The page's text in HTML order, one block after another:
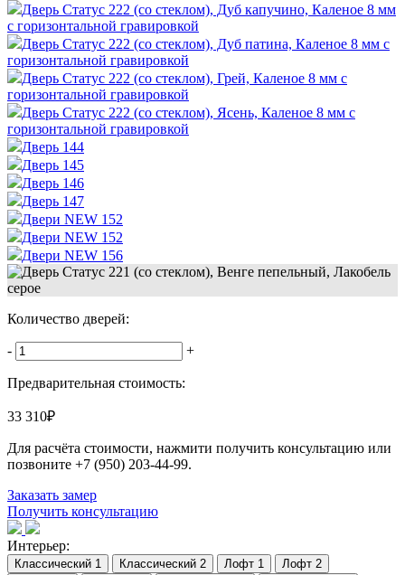
Дверь Статус 222 (со стеклом), Дуб капучино, Каленое 8 мм
с горизонтальной гравировкой
Дверь Статус 222 (со стеклом), Дуб патина, Каленое 8 мм с
горизонтальной гравировкой
Дверь Статус 222 (со стеклом), Грей, Каленое 8 мм с
горизонтальной гравировкой
Дверь Статус 222 (со стеклом), Ясень, Каленое 8 мм с
горизонтальной гравировкой
Дверь 144
Дверь 145
Дверь 146
Дверь 147
Двери NEW 152
Двери NEW 152
Двери NEW 156
Количество дверей:
- +
Предварительная стоимость:
33 310₽
Для расчёта стоимости, нажмити получить консультацию или
позвоните +7 (950) 203-44-99.
Заказать замер
Получить консультацию
Интерьер: